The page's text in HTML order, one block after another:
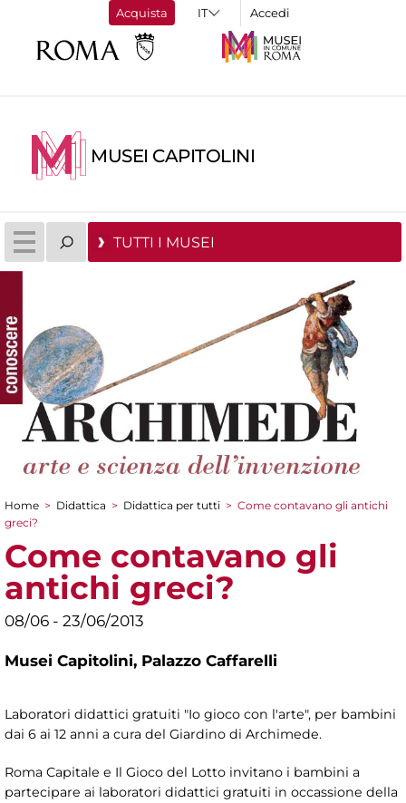
Acquista Accedi
MUSEI CAPITOLINI
TUTTI I MUSEI
Tu sei qui
Home > Didattica > Didattica per tutti > Come contavano gli antichi
greci?
Come contavano gli
antichi greci?
08/06 - 23/06/2013
Musei Capitolini, Palazzo Caffarelli
Laboratori didattici gratuiti "Io gioco con l'arte", per bambini
dai 6 ai 12 anni a cura del Giardino di Archimede.
Roma Capitale e Il Gioco del Lotto invitano i bambini a
partecipare ai laboratori didattici gratuiti in occassione della